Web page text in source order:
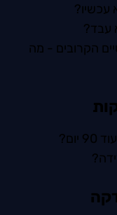
עכשיו?
עבד?
הקרובים - מה